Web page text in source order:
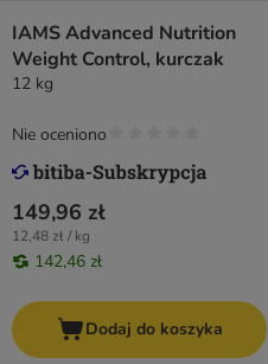
IAMS Advanced Nutrition
Weight Control, kurczak
12 kg
149,96 zł
12,48 zł / kg
142,46 zł
Nie oceniono
Dodaj do koszyka